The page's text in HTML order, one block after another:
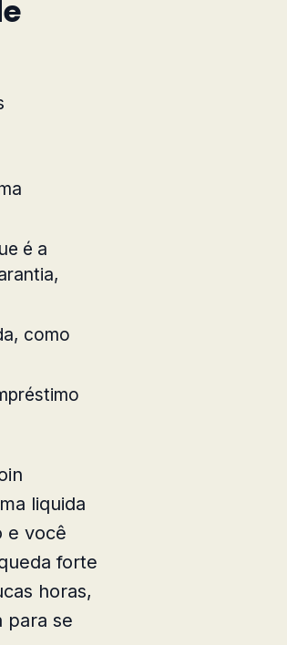
é a
como
liquida
e você
forte
horas,
para se